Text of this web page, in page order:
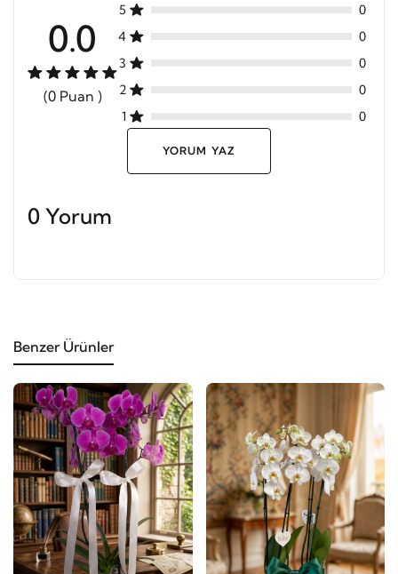
0.0
(0 Puan )
5
0
4
0
3
0
2
0
1
0
YORUM YAZ
0 Yorum
Benzer Ürünler